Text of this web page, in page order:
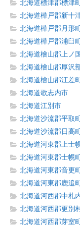
北海道標津郡標津町
北海道樺戸郡新十
北海道樺戸郡月形町
北海道樺戸郡浦臼町
北海道檜山郡上ノ
北海道檜山郡厚沢
北海道檜山郡江差町
北海道歌志内市
北海道江別市
北海道沙流郡平取町
北海道沙流郡日高町
北海道河東郡上士
北海道河東郡士幌町
北海道河東郡音更町
北海道河東郡鹿追町
北海道河西郡中札
北海道河西郡更別
北海道河西郡芽室町